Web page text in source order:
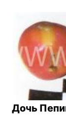
Дочь